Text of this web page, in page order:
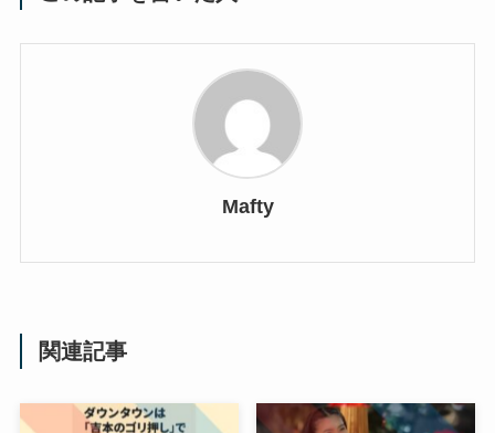
Mafty
関連記事